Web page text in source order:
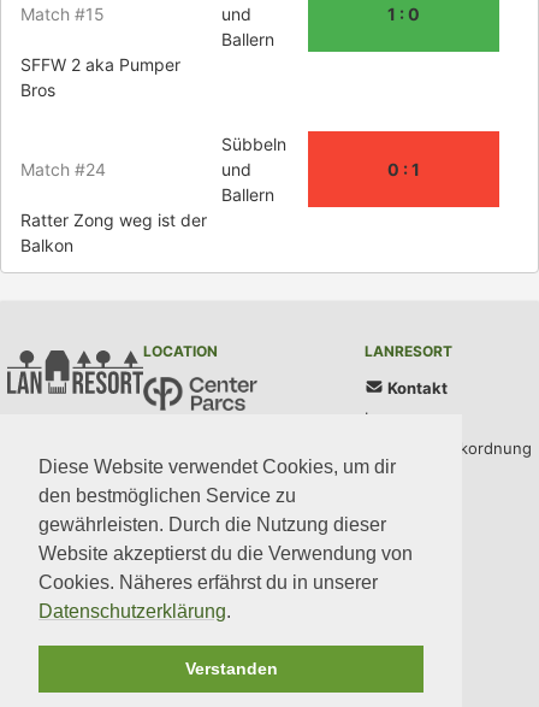
Diese Website verwendet Cookies, um dir
den bestmöglichen Service zu
gewährleisten. Durch die Nutzung dieser
Website akzeptierst du die Verwendung von
Cookies. Näheres erfährst du in unserer
Datenschutzerklärung.
Verstanden
Match #15
und
Ballern
1 : 0
SFFW 2 aka Pumper
Bros
Match #24
Sübbeln
und
Ballern
0 : 1
Ratter Zong weg ist der
Balkon
LOCATION
29646 Bispingen
LANRESORT
Kontakt
Impressum
AGB und Parkordnung
Datenschutz
MEDIA